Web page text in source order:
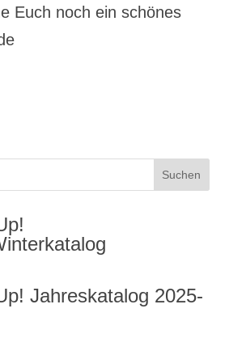
Euch noch ein schönes
Jahreskatalog 2025-